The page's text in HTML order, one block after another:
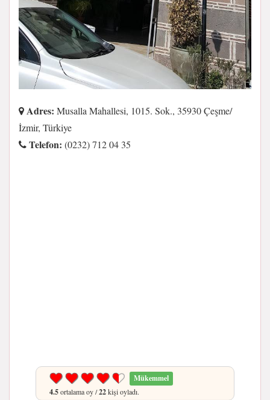
Adres: Musalla Mahallesi, 1015. Sok., 35930 Çeşme/
İzmir, Türkiye
Telefon: (0232) 712 04 35
Mükemmel
4.5ortalama oy /22kişi oyladı.